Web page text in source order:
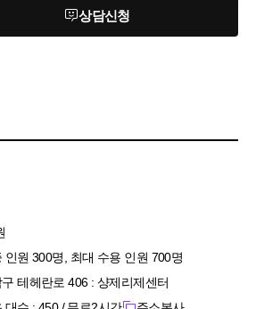
상담신청
인원 300명, 최대 수용 인원 700명
테헤란로 406 : 샹제리제센터